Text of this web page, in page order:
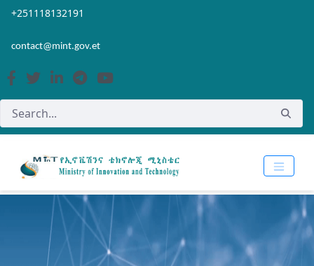
Skip to Main Content
Open Accessibility Menu
+251118132191
contact@mint.gov.et